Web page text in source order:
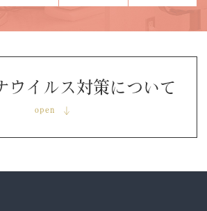
診療時間の変更箇所のお知
ます！
ク前は大変混み合うことが多
ウイルス対策について